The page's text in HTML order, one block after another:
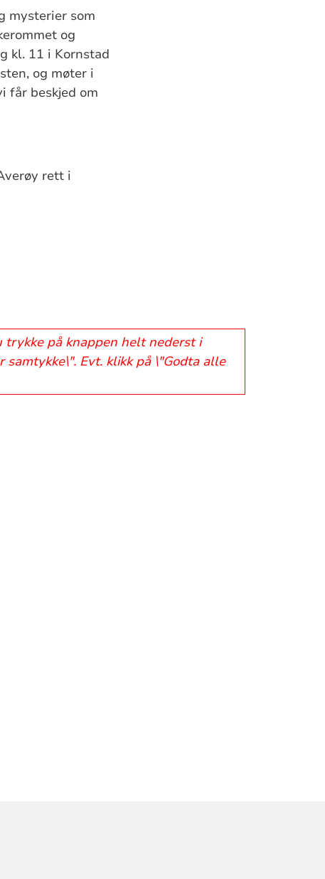
mysterier som
og
kl. 11 i Kornstad
og møter i
får beskjed om
rett i
trykke på knappen helt nederst i
Evt. klikk på \"Godta alle